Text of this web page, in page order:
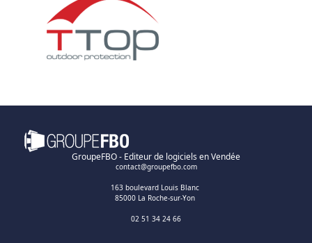
GroupeFBO - Editeur de logiciels en Vendée
contact@groupefbo.com
163 boulevard Louis Blanc
85000 La Roche-sur-Yon
02 51 34 24 66